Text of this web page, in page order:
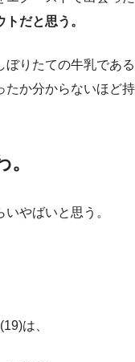
だと思う。
ぼりたての牛乳である
たか分からないほど持
やばいと思う。
は、